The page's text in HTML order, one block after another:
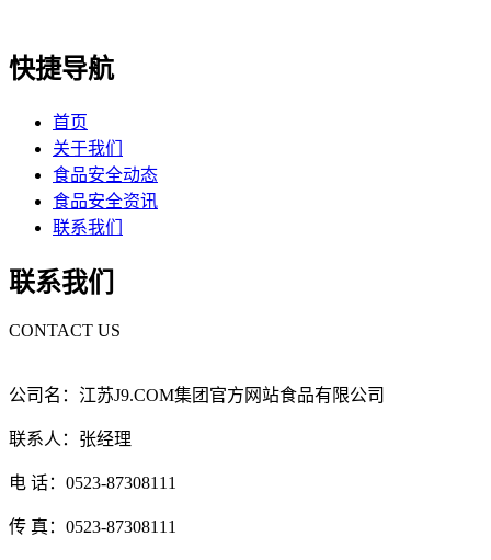
快捷导航
首页
关于我们
食品安全动态
食品安全资讯
联系我们
联系我们
CONTACT US
公司名：江苏J9.COM集团官方网站食品有限公司
联系人：张经理
电 话：0523-87308111
传 真：0523-87308111